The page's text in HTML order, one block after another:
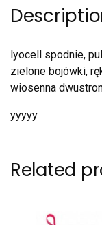
lyocell spodnie,
zielone bojówki,
wiosenna
yyyyy
Related